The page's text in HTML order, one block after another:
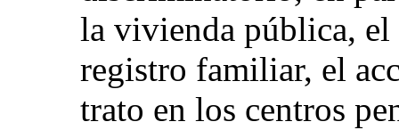
la vivienda pública, el
registro familiar, el
trato en los centros